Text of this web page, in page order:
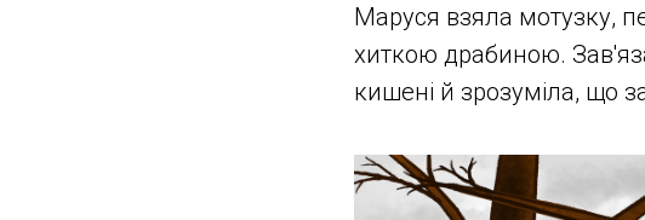
Маруся взяла мотузку,
хиткою драбиною.
кишені й зрозуміла, що